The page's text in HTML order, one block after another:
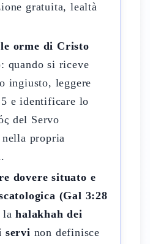
gratuita, lealtà
orme di Cristo
: quando si riceve
ingiusto, leggere
e identificare lo
del Servo
propria
dovere situato e
(Gal 3:28
lahalakhah dei
servi non definisce